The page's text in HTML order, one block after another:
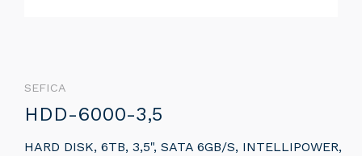
SEFICA
HDD-6000-3,5
HARD DISK, 6TB, 3,5", SATA 6GB/S, INTELLIPOWER,